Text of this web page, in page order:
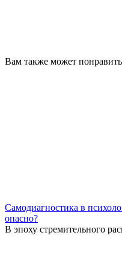
Вам также может
Самодиагностика в
опасно?
В эпоху стремительного